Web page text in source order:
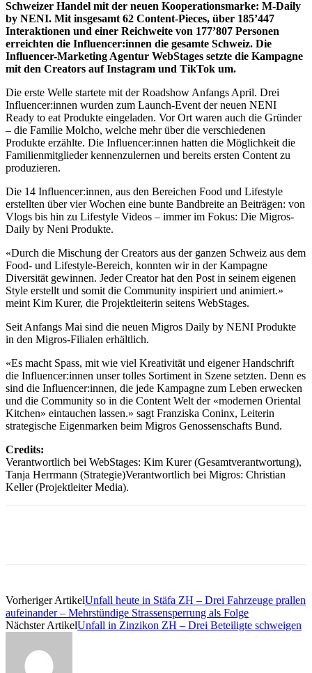
Schweizer Handel mit der neuen Kooperationsmarke: M-Daily
by NENI. Mit insgesamt 62 Content-Pieces, über 185’447
Interaktionen und einer Reichweite von 177’807 Personen
erreichten die Influencer:innen die gesamte Schweiz. Die
Influencer-Marketing Agentur WebStages setzte die Kampagne
mit den Creators auf Instagram und TikTok um.
Die erste Welle startete mit der Roadshow Anfangs April. Drei
Influencer:innen wurden zum Launch-Event der neuen NENI
Ready to eat Produkte eingeladen. Vor Ort waren auch die Gründer
– die Familie Molcho, welche mehr über die verschiedenen
Produkte erzählte. Die Influencer:innen hatten die Möglichkeit die
Familienmitglieder kennenzulernen und bereits ersten Content zu
produzieren.
Die 14 Influencer:innen, aus den Bereichen Food und Lifestyle
erstellten über vier Wochen eine bunte Bandbreite an Beiträgen: von
Vlogs bis hin zu Lifestyle Videos – immer im Fokus: Die Migros-
Daily by Neni Produkte.
«Durch die Mischung der Creators aus der ganzen Schweiz aus dem
Food- und Lifestyle-Bereich, konnten wir in der Kampagne
Diversität gewinnen. Jeder Creator hat den Post in seinem eigenen
Style erstellt und somit die Community inspiriert und animiert.»
meint Kim Kurer, die Projektleiterin seitens WebStages.
Seit Anfangs Mai sind die neuen Migros Daily by NENI Produkte
in den Migros-Filialen erhältlich.
«Es macht Spass, mit wie viel Kreativität und eigener Handschrift
die Influencer:innen unser tolles Sortiment in Szene setzten. Denn es
sind die Influencer:innen, die jede Kampagne zum Leben erwecken
und die Community so in die Content Welt der «modernen Oriental
Kitchen» eintauchen lassen.» sagt Franziska Coninx, Leiterin
strategische Eigenmarken beim Migros Genossenschafts Bund.
Credits:
Verantwortlich bei WebStages: Kim Kurer (Gesamtverantwortung),
Tanja Herrmann (Strategie)Verantwortlich bei Migros: Christian
Keller (Projektleiter Media).
Vorheriger ArtikelUnfall heute in Stäfa ZH – Drei Fahrzeuge prallen
aufeinander – Mehrstündige Strassensperrung als Folge
Nächster ArtikelUnfall in Zinzikon ZH – Drei Beteiligte schweigen